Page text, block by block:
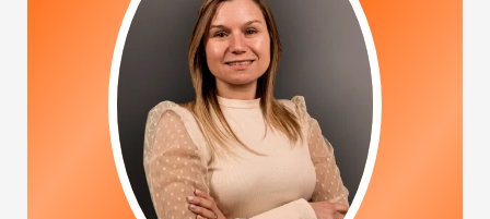
Inscrição Aula Gratuita
Marcação Online